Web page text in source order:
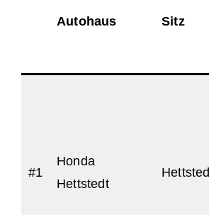
Autohaus Sitz
#1
Honda
Hettstedt